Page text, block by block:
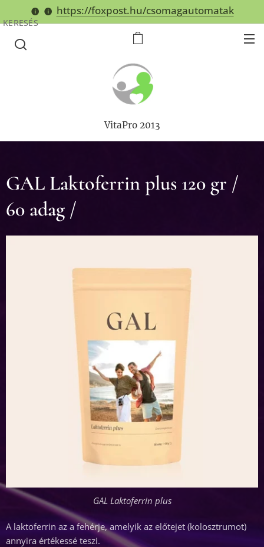
https://foxpost.hu/csomagautomatak
VitaPro 2013
KERESÉS
GAL Laktoferrin plus 120 gr /
60 adag /
GAL Laktoferrin plus
A laktoferrin az a fehérje, amelyik az előtejet (kolosztrumot)
annyira értékessé teszi.